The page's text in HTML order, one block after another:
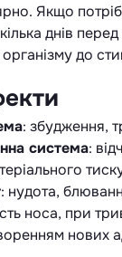
Якщо
днів
до
: збудження,
система:
: нудота,
носа, при
нових